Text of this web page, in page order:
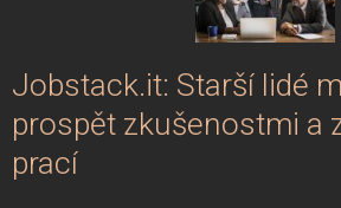
Jobstack.it: Starší lidé
prospět zkušenostmi a
prací